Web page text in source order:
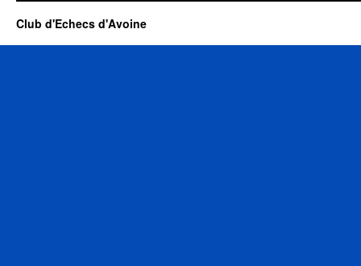
Club d'Echecs d'Avoine